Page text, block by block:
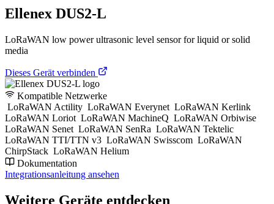
Ellenex DUS2-L
LoRaWAN low power ultrasonic level sensor for liquid or solid
media
Dieses Gerät verbinden
Kompatible Netzwerke
LoRaWAN Actility LoRaWAN Everynet LoRaWAN Kerlink
LoRaWAN Loriot LoRaWAN MachineQ LoRaWAN Orbiwise
LoRaWAN Senet LoRaWAN SenRa LoRaWAN Tektelic
LoRaWAN TTI/TTN v3 LoRaWAN Swisscom LoRaWAN
ChirpStack LoRaWAN Helium
Dokumentation
Integrationsanleitung ansehen
Weitere Geräte entdecken